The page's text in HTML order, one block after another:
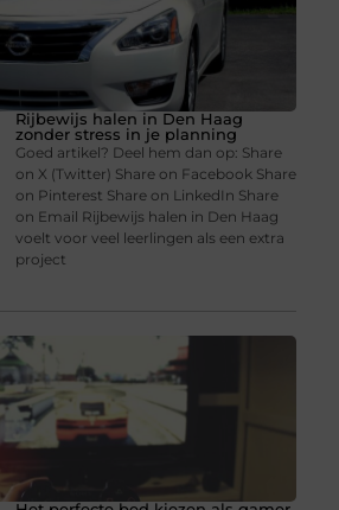
Rijbewijs halen in Den Haag
zonder stress in je planning
Goed artikel? Deel hem dan op: Share
on X (Twitter) Share on Facebook Share
on Pinterest Share on LinkedIn Share
on Email Rijbewijs halen in Den Haag
voelt voor veel leerlingen als een extra
project